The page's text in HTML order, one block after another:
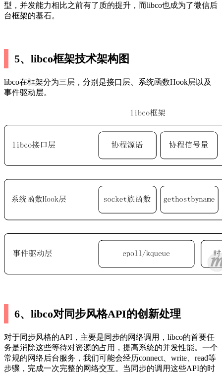
型，并发能力相比之前有了质的提升，而libco也成为了微信后
台框架的基石。
5、libco框架技术架构图
libco在框架分为三层，分别是接口层、系统函数Hook层以及
事件驱动层。
6、libco对同步风格API的创新处理
对于同步风格的API，主要是同步的网络调用，libco的首要任
务是消除这些等待对资源的占用，提高系统的并发性能。一个
常规的网络后台服务，我们可能会经历connect、write、read等
步骤，完成一次完整的网络交互。当同步的调用这些API的时